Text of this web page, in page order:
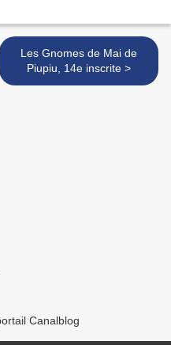
Les Gnomes de Mai de
Piupiu, 14e inscrite >
Canalblog